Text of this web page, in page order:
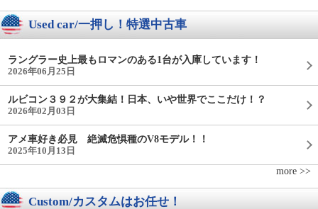
Used car/一押し！特選中古車
ラングラー史上最もロマンのある1台が入庫しています！
2026年06月25日
ルビコン３９２が大集結！日本、いや世界でここだけ！？
2026年02月03日
アメ車好き必見 絶滅危惧種のV8モデル！！
2025年10月13日
more >>
Custom/カスタムはお任せ！